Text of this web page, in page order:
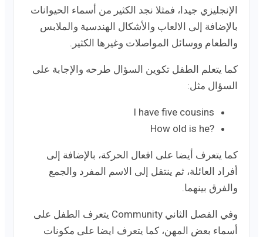
الإنجليزي جيدا، فمثلا نجد الكثير من أسماء الحيوانات
بالإضافة إلى الالعاب والأشكال الهندسية والملابس
والطعام ووسائل المواصلات وغيرها الكثير.
كما يتعلم الطفل تكوين السؤال طرحه والإجابة على
السؤال مثل:
I have five cousins
?How old is he
كما يتعرف أيضا على افعال الحركة، بالإضافة إلى
أفراد العائلة، ثم ينتقل إلى الاسم المفرد والجمع
والفرق بينهما.
وفي الفصل الثاني Community يتعرف الطفل على
أسماء بعض المهن، كما يتعرف ايضا على مكونات